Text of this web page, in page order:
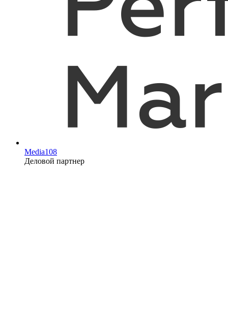
Media108
Деловой партнер